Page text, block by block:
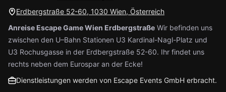
Erdbergstraße 52-60, 1030 Wien, Österreich
Anreise Escape Game Wien Erdbergstraße Wir befinden uns
zwischen den U–Bahn Stationen U3 Kardinal-Nagl-Platz und
U3 Rochusgasse in der Erdbergstraße 52-60. Ihr findet uns
rechts neben dem Eurospar an der Ecke!
Dienstleistungen werden von Escape Events GmbH erbracht.